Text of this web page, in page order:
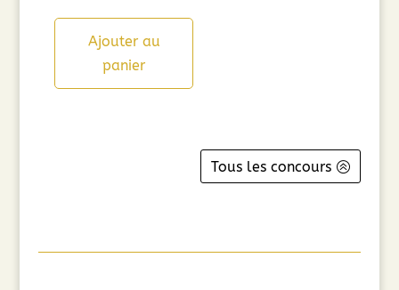
Ajouter au
panier
Tous les concours